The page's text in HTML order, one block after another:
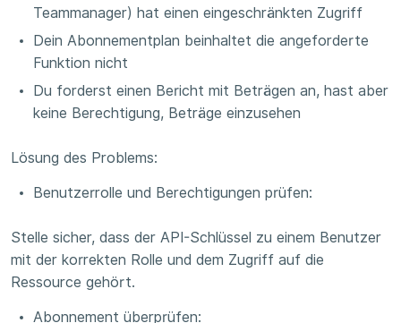
Teammanager) hat einen eingeschränkten Zugriff
Dein Abonnementplan beinhaltet die angeforderte
Funktion nicht
Du forderst einen Bericht mit Beträgen an, hast aber
keine Berechtigung, Beträge einzusehen
Lösung des Problems:
Benutzerrolle und Berechtigungen prüfen:
Stelle sicher, dass der API-Schlüssel zu einem Benutzer
mit der korrekten Rolle und dem Zugriff auf die
Ressource gehört.
Abonnement überprüfen: